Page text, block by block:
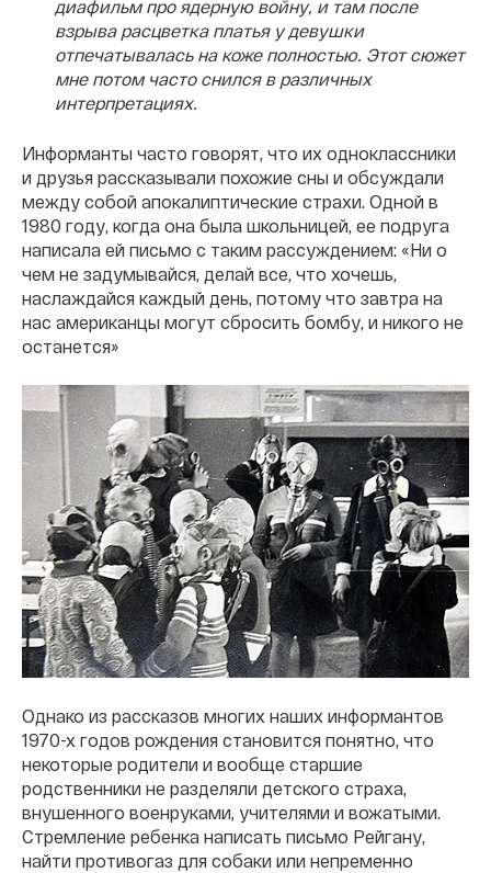
диафильм про ядерную войну, и там после
взрыва расцветка платья у девушки
отпечатывалась на коже полностью. Этот сюжет
мне потом часто снился в различных
интерпретациях.
Информанты часто говорят, что их одноклассники
и друзья рассказывали похожие сны и обсуждали
между собой апокалиптические страхи. Одной в
1980 году, когда она была школьницей, ее подруга
написала ей письмо с таким рассуждением: «Ни о
чем не задумывайся, делай все, что хочешь,
наслаждайся каждый день, потому что завтра на
нас американцы могут сбросить бомбу, и никого не
останется»
Однако из рассказов многих наших информантов
1970-х годов рождения становится понятно, что
некоторые родители и вообще старшие
родственники не разделяли детского страха,
внушенного военруками, учителями и вожатыми.
Стремление ребенка написать письмо Рейгану,
найти противогаз для собаки или непременно